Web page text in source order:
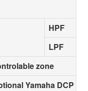
HPF
LPF
zone
Yamaha DCP